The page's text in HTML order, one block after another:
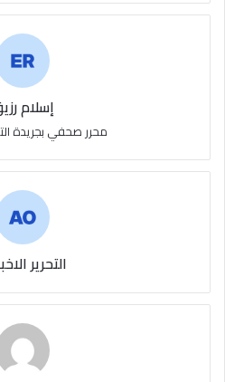
إسلام
محرر صحفي بجريدة
التحرير